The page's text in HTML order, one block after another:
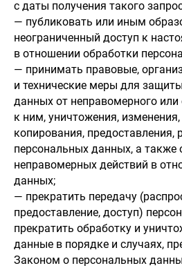
с даты получения такого
— публиковать или иным
неограниченный доступ к
в отношении обработки
— принимать правовые,
и технические меры для
данных от неправомерного или
к ним, уничтожения,
копирования, предоставления,
персональных данных, а также
неправомерных действий в
данных;
— прекратить передачу
предоставление, доступ)
прекратить обработку и
данные в порядке и случаях,
Законом о персональных